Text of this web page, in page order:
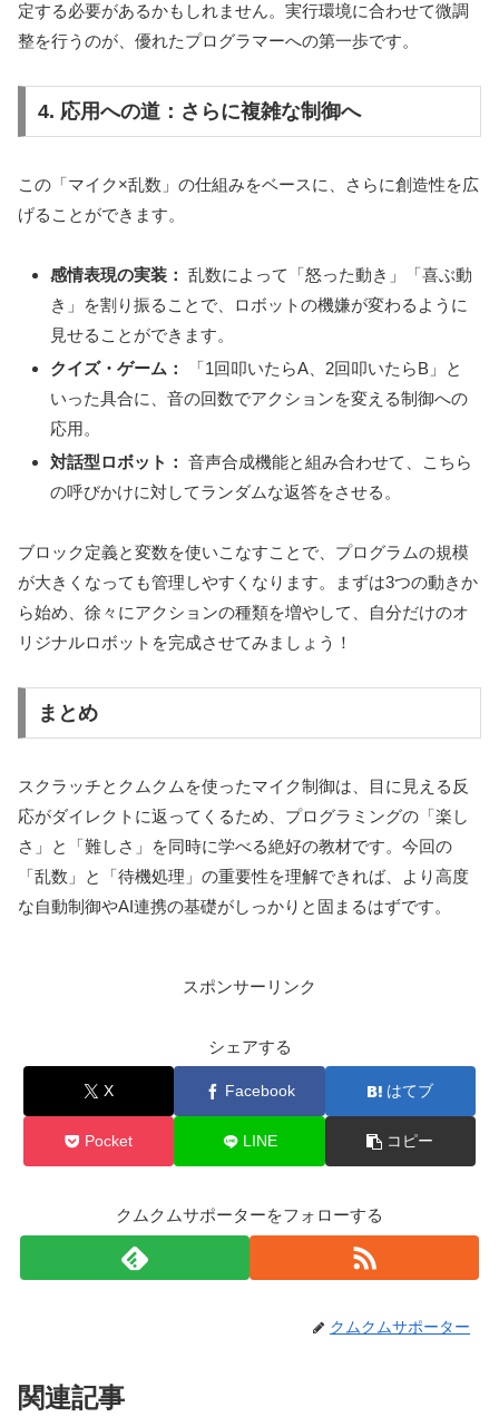
定する必要があるかもしれません。実行環境に合わせて微調
整を行うのが、優れたプログラマーへの第一歩です。
4. 応用への道：さらに複雑な制御へ
この「マイク×乱数」の仕組みをベースに、さらに創造性を広
げることができます。
感情表現の実装： 乱数によって「怒った動き」「喜ぶ動
き」を割り振ることで、ロボットの機嫌が変わるように
見せることができます。
クイズ・ゲーム：
「1回叩いたらA、2回叩いたらB」と
いった具合に、音の回数でアクションを変える制御への
応用。
対話型ロボット： 音声合成機能と組み合わせて、こちら
の呼びかけに対してランダムな返答をさせる。
ブロック定義と変数を使いこなすことで、プログラムの規模
が大きくなっても管理しやすくなります。まずは3つの動きか
ら始め、徐々にアクションの種類を増やして、自分だけのオ
リジナルロボットを完成させてみましょう！
まとめ
スクラッチとクムクムを使ったマイク制御は、目に見える反
応がダイレクトに返ってくるため、プログラミングの「楽し
さ」と「難しさ」を同時に学べる絶好の教材です。今回の
「乱数」と「待機処理」の重要性を理解できれば、より高度
な自動制御やAI連携の基礎がしっかりと固まるはずです。
スポンサーリンク
シェアする
X Facebook はてブ
Pocket LINE コピー
クムクムサポーターをフォローする
クムクムサポーター
関連記事